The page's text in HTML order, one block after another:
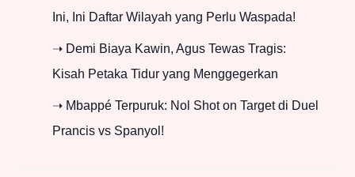
Ini, Ini Daftar Wilayah yang Perlu Waspada!
➝ Demi Biaya Kawin, Agus Tewas Tragis:
Kisah Petaka Tidur yang Menggegerkan
➝ Mbappé Terpuruk: Nol Shot on Target di Duel
Prancis vs Spanyol!